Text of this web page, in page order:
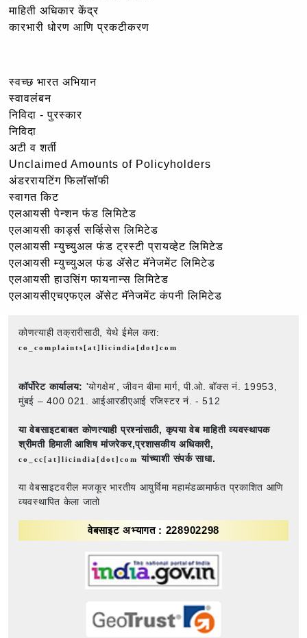
माहिती अधिकार केंद्र
कारभारी धोरण आणि प्रकटीकरण
स्वच्छ भारत अभियान
स्वावलंबन
निविदा - पुरस्कार
निविदा
अटी व शर्ती
Unclaimed Amounts of Policyholders
अंडररायटिंग फिलॉसॉफी
स्वागत किट
एलआयसी पेन्शन फंड लिमिटेड
एलआयसी कार्ड्स सर्व्हिसेस लिमिटेड
एलआयसी म्युच्युअल फंड ट्रस्टी प्रायव्हेट लिमिटेड
एलआयसी म्युच्युअल फंड ॲसेट मॅनेजमेंट लिमिटेड
एलआयसी हाउसिंग फायनान्स लिमिटेड
एलआयसीएचएफएल ॲसेट मॅनेजमेंट कंपनी लिमिटेड
कोणत्याही तक्रारीसाठी, येथे ईमेल करा:
co_complaints[at]licindia[dot]com
कॉर्पोरेट कार्यालय: 'योगक्षेम', जीवन बीमा मार्ग, पी.ओ. बॉक्स नं. 19953,
मुंबई – 400 021. आईआरडीएआई रजिस्टर नं. - 512
या वेबसाइटबाबत कोणत्याही प्रश्नांसाठी, कृपया वेब माहिती व्यवस्थापक
श्रीमती हिमाली आशिष मांजरेकर,प्रशासकीय अधिकारी,
co_cc[at]licindia[dot]comयांच्याशी संपर्क साधा.
या वेबसाइटवरील मजकूर भारतीय आयुर्विमा महामंडळामार्फत प्रकाशित आणि
व्यवस्थापित केला जातो
वेबसाइट अभ्यागत : 228902298